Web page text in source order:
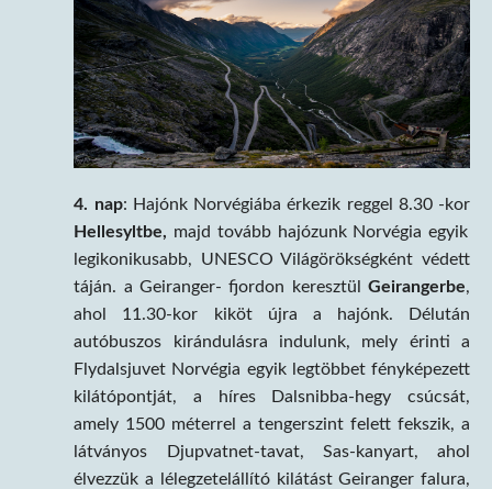
4. nap: Hajónk Norvégiába érkezik reggel 8.30 -kor
Hellesyltbe, majd tovább hajózunk Norvégia egyik
legikonikusabb, UNESCO Világörökségként védett
táján. a Geiranger- fjordon keresztül Geirangerbe,
ahol 11.30-kor kiköt újra a hajónk. Délután
autóbuszos kirándulásra indulunk, mely érinti a
Flydalsjuvet Norvégia egyik legtöbbet fényképezett
kilátópontját, a híres Dalsnibba-hegy csúcsát,
amely 1500 méterrel a tengerszint felett fekszik, a
látványos Djupvatnet-tavat, Sas-kanyart, ahol
élvezzük a lélegzetelállító kilátást Geiranger falura,